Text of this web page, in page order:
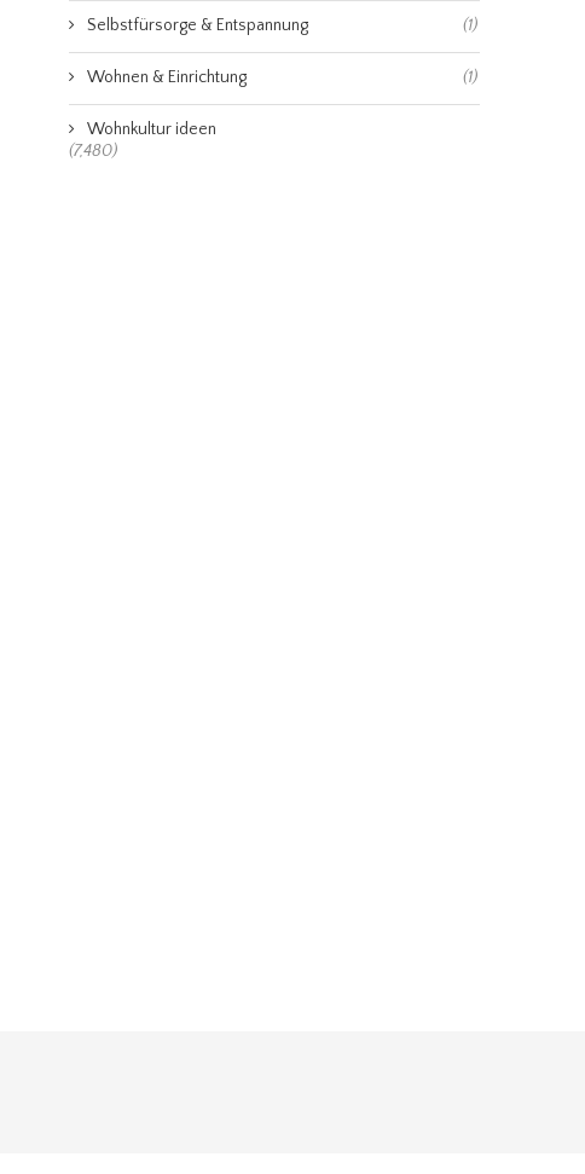
Selbstfürsorge & Entspannung (1)
Wohnen & Einrichtung (1)
Wohnkultur ideen
(7,480)